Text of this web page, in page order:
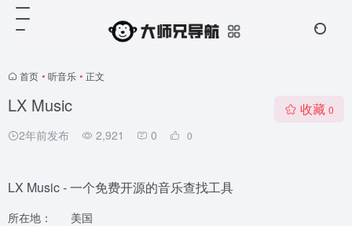
首页 • 听音乐 • 正文
LX Music
2年前发布 2,921 0 0
收藏 0
LX Music - 一个免费开源的音乐查找工具
所在地：
美国